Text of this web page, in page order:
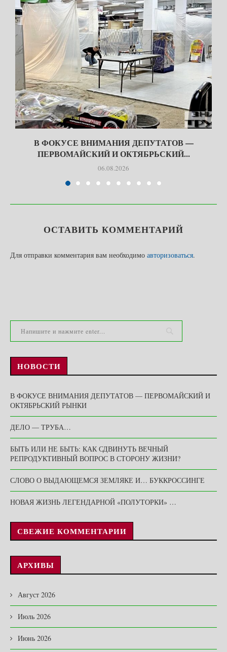
В ФОКУСЕ ВНИМАНИЯ ДЕПУТАТОВ —
ПЕРВОМАЙСКИЙ И ОКТЯБРЬСКИЙ...
06.08.2026
ОСТАВИТЬ КОММЕНТАРИЙ
Для отправки комментария вам необходимо авторизоваться.
НОВОСТИ
В ФОКУСЕ ВНИМАНИЯ ДЕПУТАТОВ — ПЕРВОМАЙСКИЙ И
ОКТЯБРЬСКИЙ РЫНКИ
ДЕЛО — ТРУБА…
БЫТЬ ИЛИ НЕ БЫТЬ: КАК СДВИНУТЬ ВЕЧНЫЙ
РЕПРОДУКТИВНЫЙ ВОПРОС В СТОРОНУ ЖИЗНИ?
СЛОВО О ВЫДАЮЩЕМСЯ ЗЕМЛЯКЕ И… БУККРОССИНГЕ
НОВАЯ ЖИЗНЬ ЛЕГЕНДАРНОЙ «ПОЛУТОРКИ» …
СВЕЖИЕ КОММЕНТАРИИ
АРХИВЫ
Август 2026
Июль 2026
Июнь 2026